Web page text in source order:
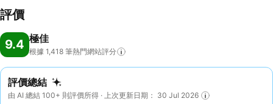
評價
9.4 極佳
根據 1,418 筆熱門網站評分
評價總結
由 AI 總結 100+ 則評價所得 · 上次更新日期： 30 Jul 2026